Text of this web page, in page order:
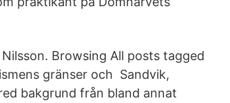
Browsing All posts tagged
gränser och Sandvik,
bakgrund från bland annat